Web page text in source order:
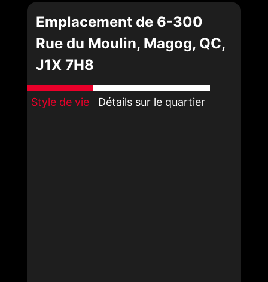
Emplacement de 6-300
Rue du Moulin, Magog, QC,
J1X 7H8
Style de vie Détails sur le quartier